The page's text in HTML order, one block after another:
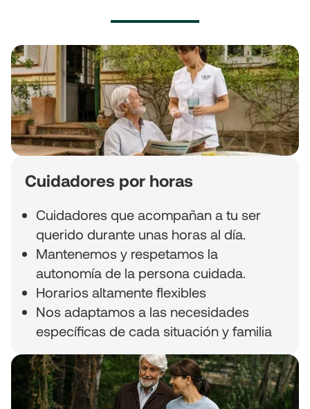
Cuidadores por horas
Cuidadores que acompañan a tu ser
querido durante unas horas al día.
Mantenemos y respetamos la
autonomía de la persona cuidada.
Horarios altamente flexibles
Nos adaptamos a las necesidades
específicas de cada situación y familia